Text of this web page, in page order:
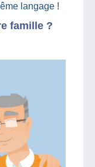
langage !
famille ?